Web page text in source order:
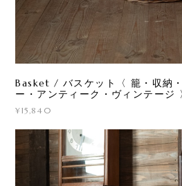
Basket / バスケット〈 籠・収納
ー・アンティーク・ヴィンテージ
¥15,840